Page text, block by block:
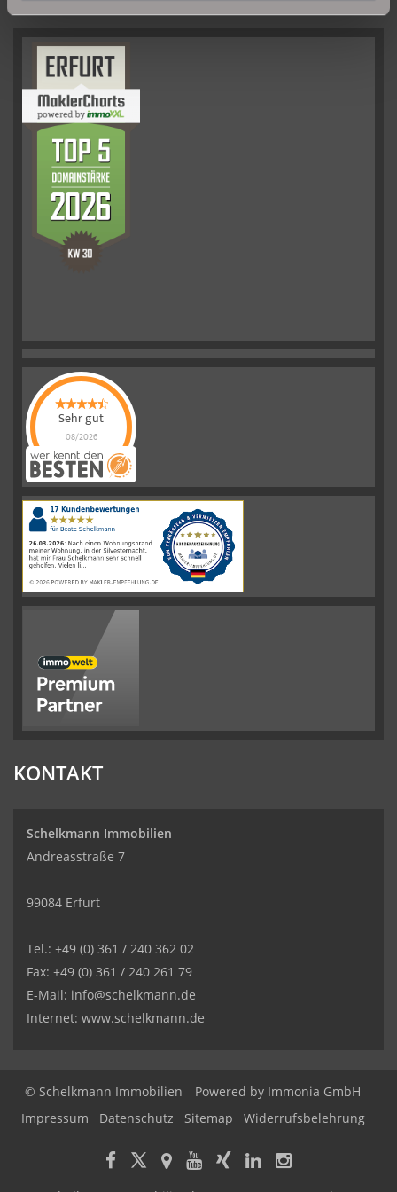
Sehr gut
08/2026
Schelkmann
Immobilienhat
|110Schelkmann
ImmobilienBewertungen
auf
werkenntdenBESTEN.de
KONTAKT
Schelkmann Immobilien
Andreasstraße 7
99084 Erfurt
Tel.: +49 (0) 361 / 240 362 02
Fax: +49 (0) 361 / 240 261 79
E-Mail: info@schelkmann.de
Internet: www.schelkmann.de
© Schelkmann Immobilien Powered by Immonia GmbH
Impressum
Datenschutz Sitemap Widerrufsbelehrung